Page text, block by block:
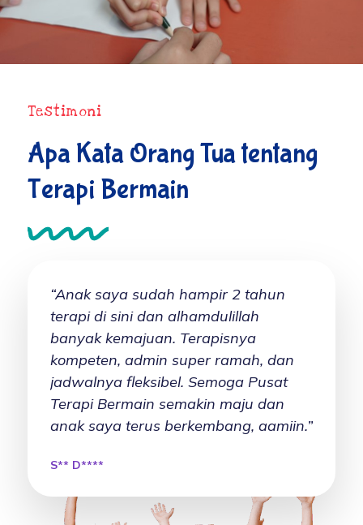
Testimoni
Apa Kata Orang Tua tentang
Terapi Bermain
“Anak saya sudah hampir 2 tahun
terapi di sini dan alhamdulillah
banyak kemajuan. Terapisnya
kompeten, admin super ramah, dan
jadwalnya fleksibel. Semoga Pusat
Terapi Bermain semakin maju dan
anak saya terus berkembang, aamiin.”
S** D****